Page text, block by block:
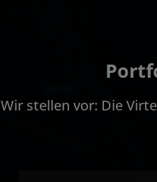
Wir stellen vor: Die